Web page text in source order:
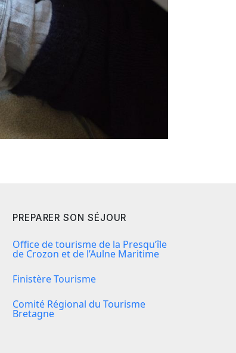
PREPARER SON SÉJOUR
Office de tourisme de la Presqu’île
de Crozon et de l’Aulne Maritime
Finistère Tourisme
Comité Régional du Tourisme
Bretagne